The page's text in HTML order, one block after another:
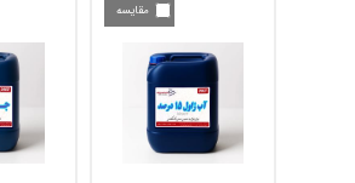
مقایسه